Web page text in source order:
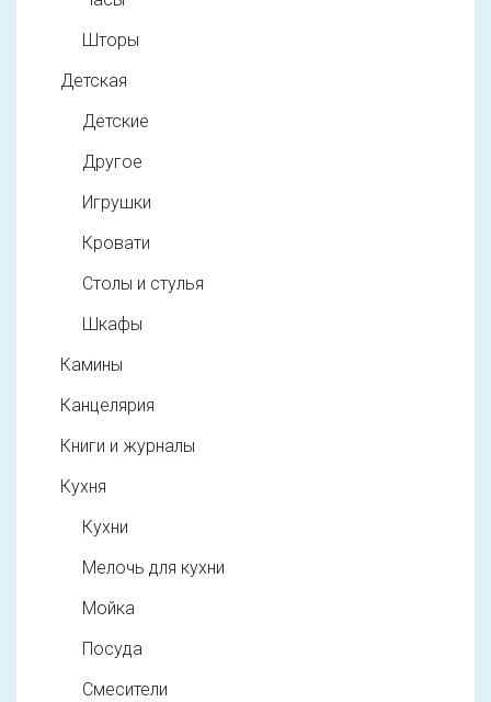
Шторы
Детская
Детские
Другое
Игрушки
Кровати
Столы и стулья
Шкафы
Камины
Канцелярия
Книги и журналы
Кухня
Кухни
Мелочь для кухни
Мойка
Посуда
Смесители